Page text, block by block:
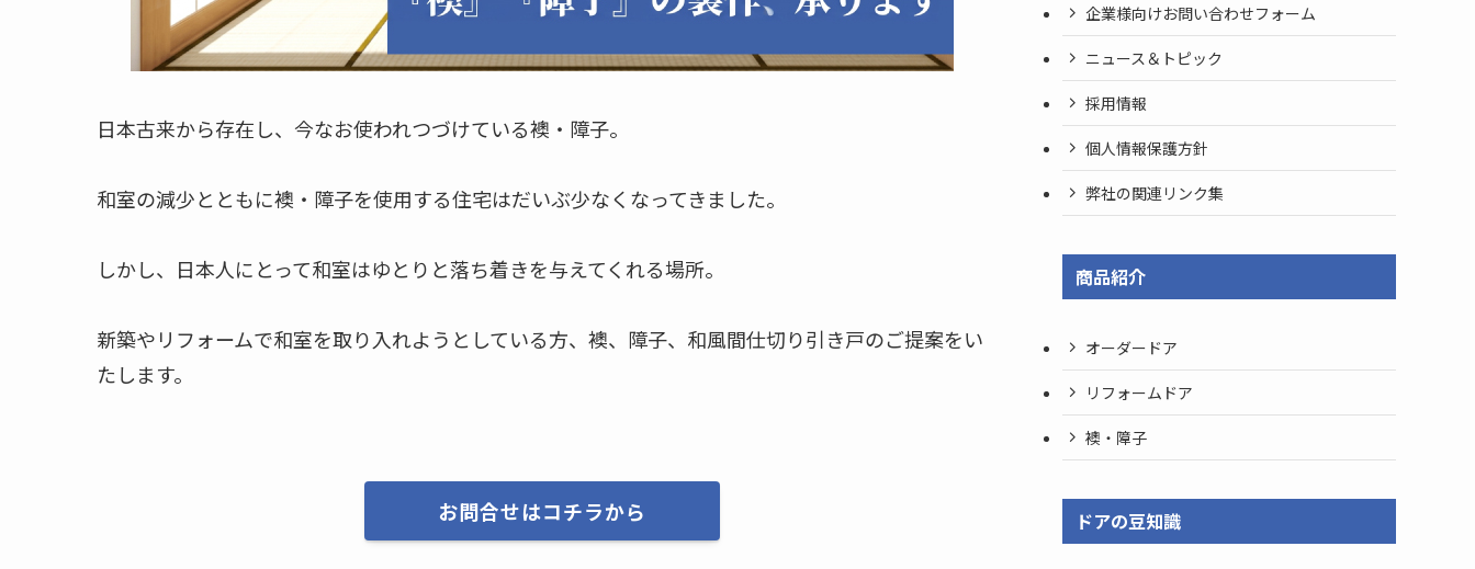
日本古来から存在し、今なお使われつづけている襖・障子。
和室の減少とともに襖・障子を使用する住宅はだいぶ少なくなってきました。
しかし、日本人にとって和室はゆとりと落ち着きを与えてくれる場所。
新築やリフォームで和室を取り入れようとしている方、襖、障子、和風間仕切り引き戸のご提案をい
たします。
お問合せはコチラから
企業様向けお問い合わせフォーム
ニュース＆トピック
採用情報
個人情報保護方針
弊社の関連リンク集
商品紹介
オーダードア
リフォームドア
襖・障子
ドアの豆知識